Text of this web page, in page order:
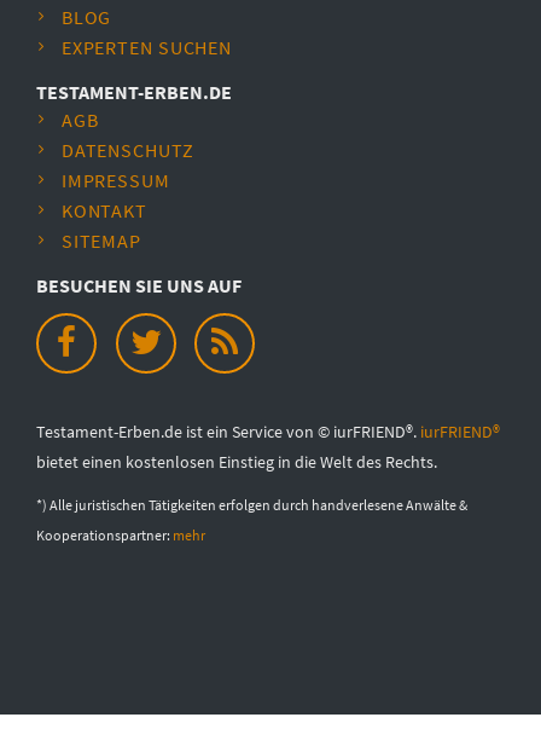
BLOG
EXPERTEN SUCHEN
TESTAMENT-ERBEN.DE
AGB
DATENSCHUTZ
IMPRESSUM
KONTAKT
SITEMAP
BESUCHEN SIE UNS AUF
Testament-Erben.de ist ein Service von © iurFRIEND®. iurFRIEND®
bietet einen kostenlosen Einstieg in die Welt des Rechts.
*) Alle juristischen Tätigkeiten erfolgen durch handverlesene Anwälte &
Kooperationspartner: mehr